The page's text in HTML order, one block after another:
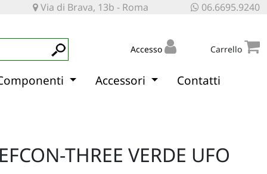
Via di Brava, 13b - Roma 06.6695.9240
Accesso Carrello
Accessori Contatti
THREE VERDE UFO